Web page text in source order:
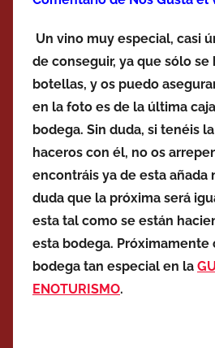
Un vino muy especial, casi
de conseguir, ya que sólo
botellas, y os puedo
en la foto es de la última
bodega. Sin duda, si tenéis
haceros con él, no os
encontráis ya de esta añada
duda que la próxima será
esta tal como se están
esta bodega. Próximamente
bodega tan especial en la
ENOTURISMO.